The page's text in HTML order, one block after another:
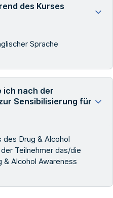
des Kurses
Sprache
nach der
Sensibilisierung für
Drug & Alcohol
Teilnehmer das/die
Alcohol Awareness